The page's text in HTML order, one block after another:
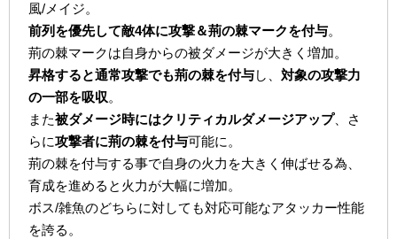
風/メイジ。
前列を優先して敵4体に攻撃＆荊の棘マークを付与。
荊の棘マークは自身からの被ダメージが大きく増加。
昇格すると通常攻撃でも荊の棘を付与し、対象の攻撃力
の一部を吸収。
また被ダメージ時にはクリティカルダメージアップ、さ
らに攻撃者に荊の棘を付与可能に。
荊の棘を付与する事で自身の火力を大きく伸ばせる為、
育成を進めると火力が大幅に増加。
ボス/雑魚のどちらに対しても対応可能なアタッカー性能
を誇る。